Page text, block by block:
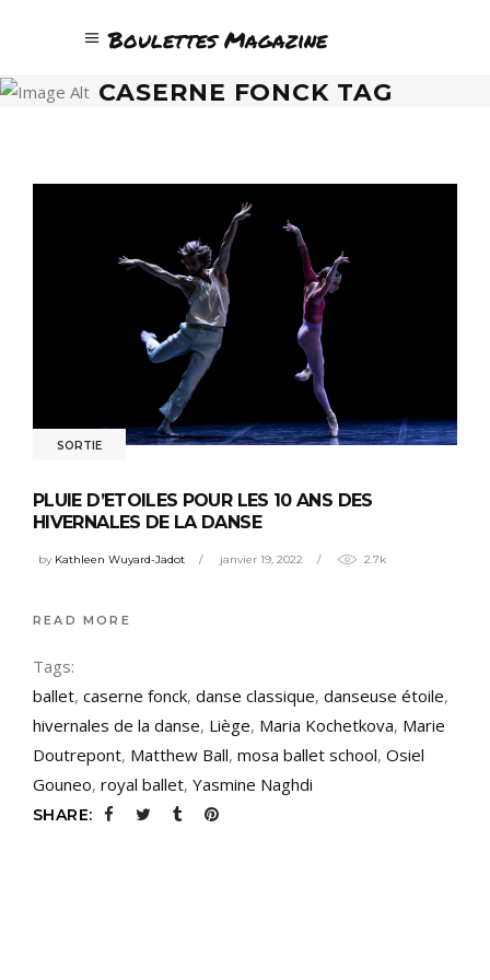
Boulettes Magazine
CASERNE FONCK TAG
SORTIE
PLUIE D’ETOILES POUR LES 10 ANS DES
HIVERNALES DE LA DANSE
by Kathleen Wuyard-Jadot janvier 19, 2022 2.7k
READ MORE
Tags:
ballet, caserne fonck, danse classique, danseuse étoile,
hivernales de la danse, Liège, Maria Kochetkova, Marie
Doutrepont, Matthew Ball, mosa ballet school, Osiel
Gouneo, royal ballet, Yasmine Naghdi
SHARE: